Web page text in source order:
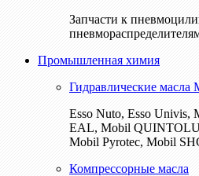
Запчасти к
Промышленная химия
Гидравлические масла
Esso Nuto, Esso
EAL, Mobil
Mobil Pyrotec, Mobil
Компрессорные масла